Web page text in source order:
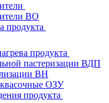
ВО
продукта
продукта
пастеризации ВДП
ВН
ОЗУ
продукта